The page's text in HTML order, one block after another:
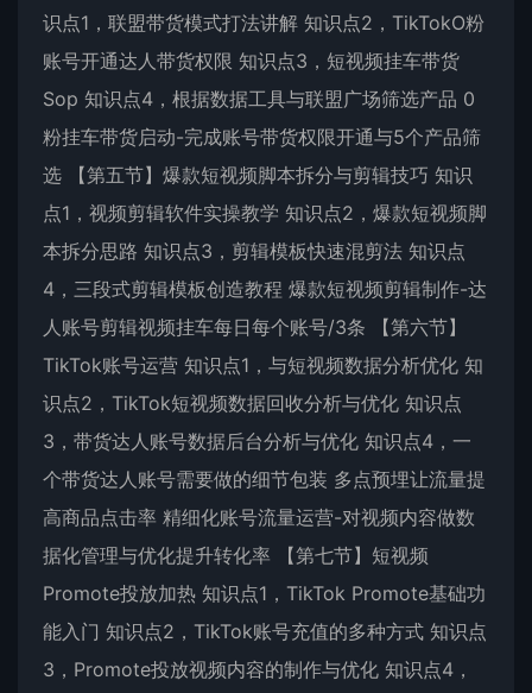
识点1，联盟带货模式打法讲解 知识点2，TikTokO粉
账号开通达人带货权限 知识点3，短视频挂车带货
Sop 知识点4，根据数据工具与联盟广场筛选产品 0
粉挂车带货启动-完成账号带货权限开通与5个产品筛
选 【第五节】爆款短视频脚本拆分与剪辑技巧 知识
点1，视频剪辑软件实操教学 知识点2，爆款短视频脚
本拆分思路 知识点3，剪辑模板快速混剪法 知识点
4，三段式剪辑模板创造教程 爆款短视频剪辑制作-达
人账号剪辑视频挂车每日每个账号/3条 【第六节】
TikTok账号运营 知识点1，与短视频数据分析优化 知
识点2，TikTok短视频数据回收分析与优化 知识点
3，带货达人账号数据后台分析与优化 知识点4，一
个带货达人账号需要做的细节包装 多点预埋让流量提
高商品点击率 精细化账号流量运营-对视频内容做数
据化管理与优化提升转化率 【第七节】短视频
Promote投放加热 知识点1，TikTok Promote基础功
能入门 知识点2，TikTok账号充值的多种方式 知识点
3，Promote投放视频内容的制作与优化 知识点4，